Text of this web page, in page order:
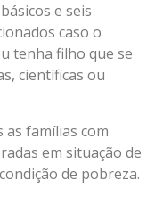
e seis
caso o
tenha filho que se
científicas ou
as famílias com
em situação de
de pobreza.